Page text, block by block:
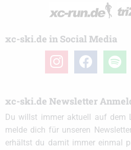
xc-ski.de in Social Media
instagramfacebook spotify
xc-ski.de Newsletter
Du willst immer aktuell auf dem
melde dich für unseren
erhältst du damit immer einmal